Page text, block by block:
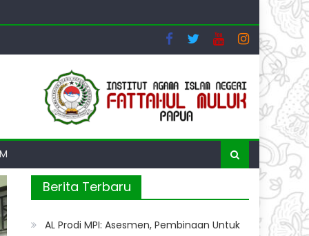
Berita Terbaru
AL Prodi MPI: Asesmen, Pembinaan Untuk